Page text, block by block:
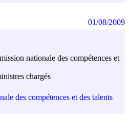
nationale des compétences et
chargés
des compétences et des talents
01/08/2009